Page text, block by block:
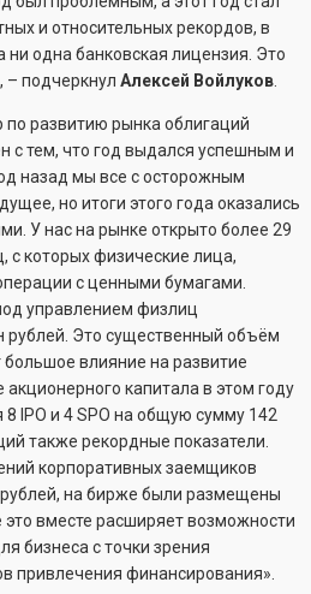
и относительных рекордов, в
ни одна банковская лицензия. Это
– подчеркнул Алексей Войлуков.
по развитию рынка облигаций
с тем, что год выдался успешным и
назад мы все с осторожным
но итоги этого года оказались
У нас на рынке открыто более 29
с которых физические лица,
с ценными бумагами.
управлением физлиц
рублей. Это существенный объём
влияние на развитие
капитала в этом году
IPO и 4 SPO на общую сумму 142
также рекордные показатели.
корпоративных заемщиков
на бирже были размещены
вместе расширяет возможности
бизнеса с точки зрения
привлечения финансирования».